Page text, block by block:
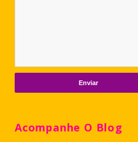
Acompanhe O Blog